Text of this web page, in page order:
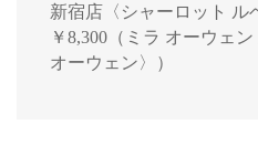
新宿店〈シャーロット ル
￥8,300（ミラ オーウェ
オーウェン〉）